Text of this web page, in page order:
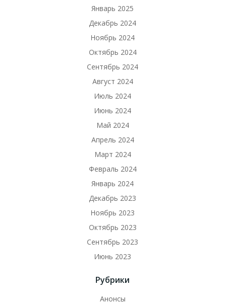
Январь 2025
Декабрь 2024
Ноябрь 2024
Октябрь 2024
Сентябрь 2024
Август 2024
Июль 2024
Июнь 2024
Май 2024
Апрель 2024
Март 2024
Февраль 2024
Январь 2024
Декабрь 2023
Ноябрь 2023
Октябрь 2023
Сентябрь 2023
Июнь 2023
Рубрики
Анонсы